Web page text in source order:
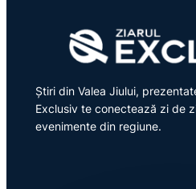
Știri din Valea Jiului,
Exclusiv te conectează zi de
evenimente din regiune.